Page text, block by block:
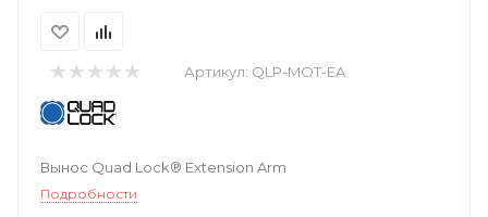
Артикул: QLP-MOT-EA
Вынос Quad Lock® Extension Arm
Подробности